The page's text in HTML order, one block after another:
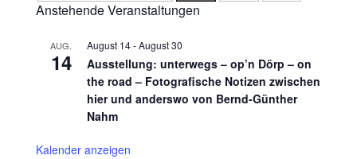
Anstehende Veranstaltungen
AUG.
14
August 14-August 30
Ausstellung: unterwegs – op’n Dörp – on
the road – Fotografische Notizen zwischen
hier und anderswo von Bernd-Günther
Nahm
Kalender anzeigen